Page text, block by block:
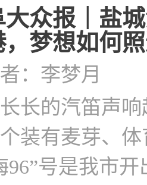
大众报｜盐
，梦想如何
：李梦月
长的汽笛声
装有麦芽、
96”号是我市